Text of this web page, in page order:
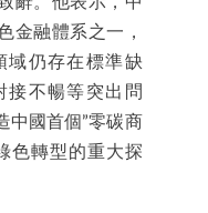
金融體系之一，
域仍存在標準缺
接不暢等突出問
中國首個”零碳商
色轉型的重大探